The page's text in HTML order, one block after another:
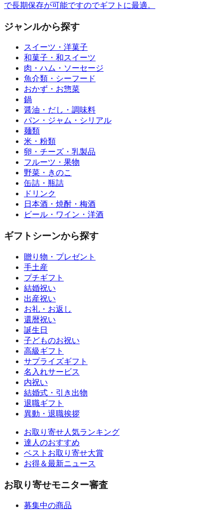
で長期保存が可能ですのでギフトに最適。
ジャンルから探す
スイーツ・洋菓子
和菓子・和スイーツ
肉・ハム・ソーセージ
魚介類・シーフード
おかず・お惣菜
鍋
醤油・だし・調味料
パン・ジャム・シリアル
麺類
米・粉類
卵・チーズ・乳製品
フルーツ・果物
野菜・きのこ
缶詰・瓶詰
ドリンク
日本酒・焼酎・梅酒
ビール・ワイン・洋酒
ギフトシーンから探す
贈り物・プレゼント
手土産
プチギフト
結婚祝い
出産祝い
お礼・お返し
還暦祝い
誕生日
子どものお祝い
高級ギフト
サプライズギフト
名入れサービス
内祝い
結婚式・引き出物
退職ギフト
異動・退職挨拶
お取り寄せ人気ランキング
達人のおすすめ
ベストお取り寄せ大賞
お得＆最新ニュース
お取り寄せモニター審査
募集中の商品